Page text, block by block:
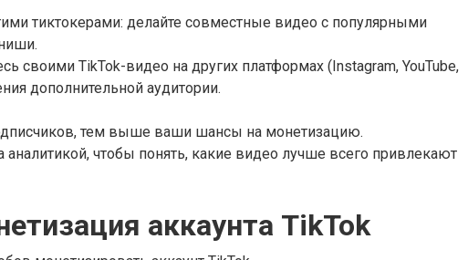
тиктокерами: делайте совместные видео с популярными
своими TikTok-видео на других платформах (Instagram, YouTube,
дополнительной аудитории.
тем выше ваши шансы на монетизацию.
аналитикой, чтобы понять, какие видео лучше всего привлекают
аккаунта TikTok